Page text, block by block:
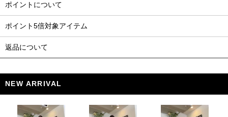
ポイントについて
ポイント5倍対象アイテム
返品について
NEW ARRIVAL